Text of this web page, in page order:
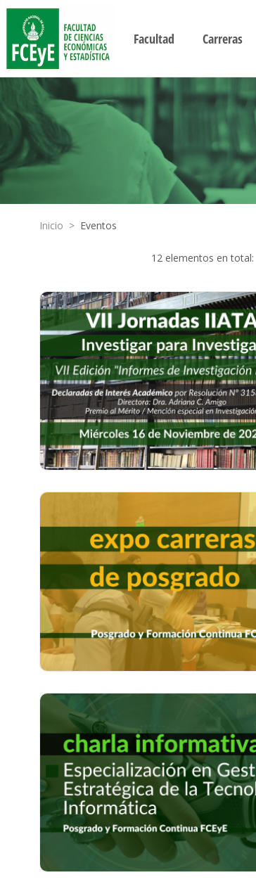
Facultad Carreras
Inicio > Eventos
12 elementos en total: